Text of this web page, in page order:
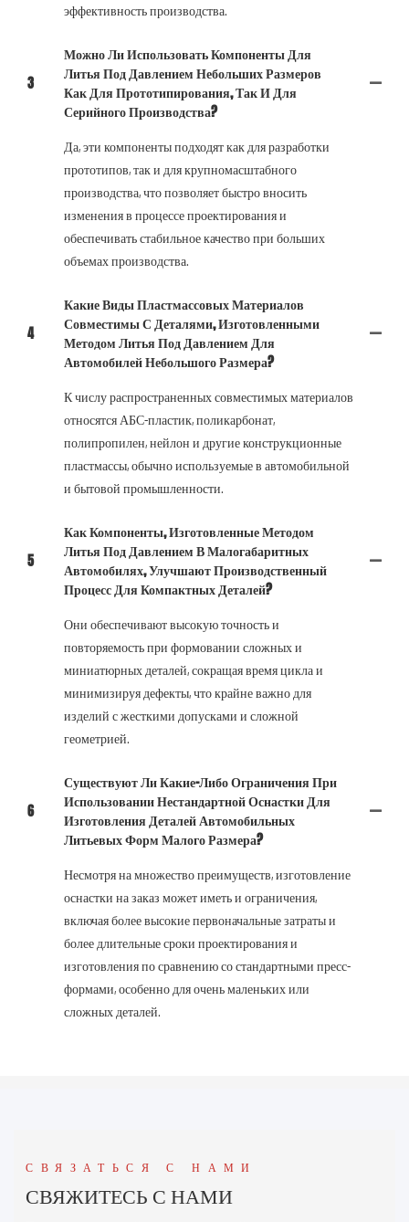
эффективность производства.
3
Можно Ли Использовать Компоненты Для
Литья Под Давлением Небольших Размеров
Как Для Прототипирования, Так И Для
Серийного Производства?
Да, эти компоненты подходят как для разработки
прототипов, так и для крупномасштабного
производства, что позволяет быстро вносить
изменения в процессе проектирования и
обеспечивать стабильное качество при больших
объемах производства.
4
Какие Виды Пластмассовых Материалов
Совместимы С Деталями, Изготовленными
Методом Литья Под Давлением Для
Автомобилей Небольшого Размера?
К числу распространенных совместимых материалов
относятся АБС-пластик, поликарбонат,
полипропилен, нейлон и другие конструкционные
пластмассы, обычно используемые в автомобильной
и бытовой промышленности.
5
Как Компоненты, Изготовленные Методом
Литья Под Давлением В Малогабаритных
Автомобилях, Улучшают Производственный
Процесс Для Компактных Деталей?
Они обеспечивают высокую точность и
повторяемость при формовании сложных и
миниатюрных деталей, сокращая время цикла и
минимизируя дефекты, что крайне важно для
изделий с жесткими допусками и сложной
геометрией.
6
Существуют Ли Какие-Либо Ограничения При
Использовании Нестандартной Оснастки Для
Изготовления Деталей Автомобильных
Литьевых Форм Малого Размера?
Несмотря на множество преимуществ, изготовление
оснастки на заказ может иметь и ограничения,
включая более высокие первоначальные затраты и
более длительные сроки проектирования и
изготовления по сравнению со стандартными пресс-
формами, особенно для очень маленьких или
сложных деталей.
СВЯЗАТЬСЯ С НАМИ
СВЯЖИТЕСЬ С НАМИ